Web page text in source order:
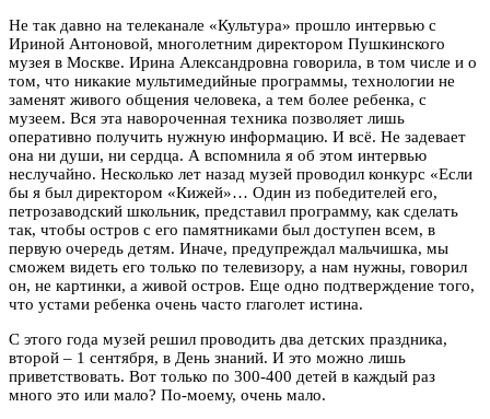
Не так давно на телеканале «Культура» прошло интервью с
Ириной Антоновой, многолетним директором Пушкинского
музея в Москве. Ирина Александровна говорила, в том числе и о
том, что никакие мультимедийные программы, технологии не
заменят живого общения человека, а тем более ребенка, с
музеем. Вся эта навороченная техника позволяет лишь
оперативно получить нужную информацию. И всё. Не задевает
она ни души, ни сердца. А вспомнила я об этом интервью
неслучайно. Несколько лет назад музей проводил конкурс «Если
бы я был директором «Кижей»… Один из победителей его,
петрозаводский школьник, представил программу, как сделать
так, чтобы остров с его памятниками был доступен всем, в
первую очередь детям. Иначе, предупреждал мальчишка, мы
сможем видеть его только по телевизору, а нам нужны, говорил
он, не картинки, а живой остров. Еще одно подтверждение того,
что устами ребенка очень часто глаголет истина.
С этого года музей решил проводить два детских праздника,
второй – 1 сентября, в День знаний. И это можно лишь
приветствовать. Вот только по 300-400 детей в каждый раз
много это или мало? По-моему, очень мало.